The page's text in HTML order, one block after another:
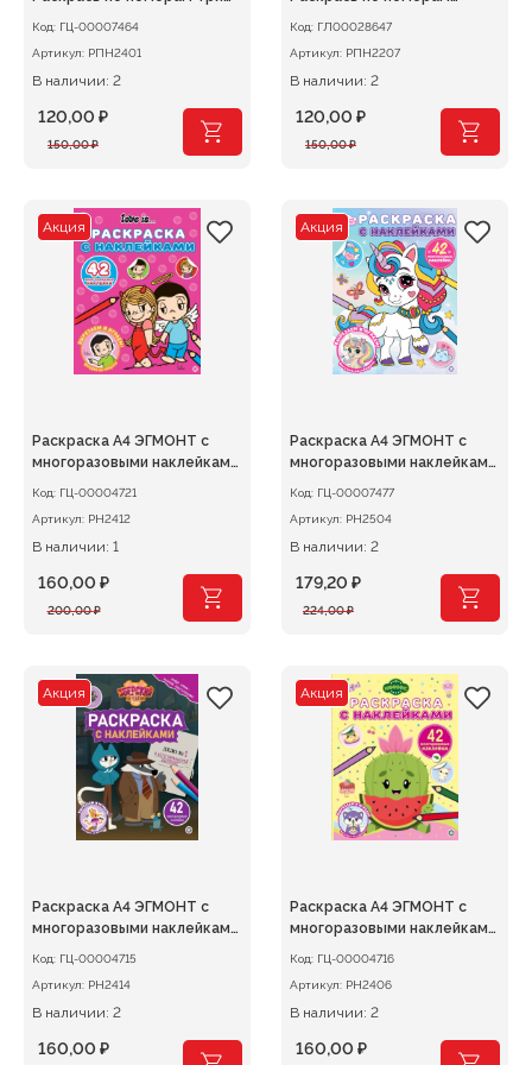
Код: ГЦ-00007464
Артикул: РПН2401
В наличии: 2
150,00₽
Первоначальная
150,00 ₽.
120,00 ₽
Текущая
Щенячий патруль
Код: ГЛ00028647
Артикул: РПН2207
В наличии: 2
150,00₽
Первоначальная
150,00 ₽.
120,00 ₽
Текущая
Акция
Раскраска А4 ЭГМОНТ с
многоразовыми наклейками
Код: ГЦ-00004721
Артикул: РН2412
В наличии: 1
200,00₽
Первоначальная
200,00 ₽.
160,00 ₽
Текущая
Акция
Раскраска А4 ЭГМОНТ с
многоразовыми наклейками
Код: ГЦ-00007477
Артикул: РН2504
В наличии: 2
224,00₽
Первоначальная
224,00 ₽.
179,20 ₽
Текущая
Акция
Раскраска А4 ЭГМОНТ с
многоразовыми наклейками
Зверский детектив
Код: ГЦ-00004715
Артикул: РН2414
В наличии: 2
160,00 ₽
Акция
Раскраска А4 ЭГМОНТ с
многоразовыми наклейками
Код: ГЦ-00004716
Артикул: РН2406
В наличии: 2
160,00 ₽